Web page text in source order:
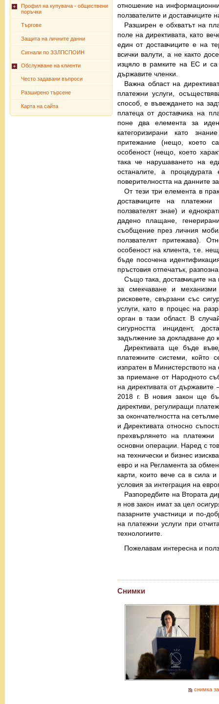
Профил на купувача - обществени
поръчки
Търгове
Защита на личните данни
Сигнали по ЗЗЛПСПОИН
Обслужване на клиенти
Често задавани въпроси
Разширено търсене
Карта на сайта
отношение на
ползвателите и доставчиците
Разширен е обхватът на
поле на директивата, като
един от доставчиците е на
всички валути, а не както
изцяло в рамките на ЕС и
държавите членки.
Важна област на
платежни услуги,
способ, е въвеждането на
платеца от доставчика на
поне два елемента за
категоризирани като
притежание (нещо, което
особеност (нещо, което
така че нарушаването на
останалите, а
поверителността на данните
От тези три елемента в
доставчиците на
ползвателят знае) и
дадено плащане,
съобщение през личния
ползвателят притежава).
особеност на клиента, т.е.
бъде посочена
пръстовия отпечатък,
Също така, доставчиците
за смекчаване и
рисковете, свързани със
услуги, като в процес на
орган в тази област. В
сигурността инцидент,
задължение за докладване до
Директивата ще бъде
платежните системи, който
изпратен в Министерството
за приемане от Народното
на директивата от
2018 г. В новия закон ще
директиви, регулиращи
за окончателността на
и Директивата относно
прехвърлянето на
основни операции. Наред с
на технически и бизнес
евро и на Регламента за
карти, които вече са в сила
условия за интеграция на
Разпоредбите на Втората
я нов закон имат за цел
пазарните участници и по-
на платежни услуги при
технологиите.
Пожелавам интересна и
Снимки
снимка